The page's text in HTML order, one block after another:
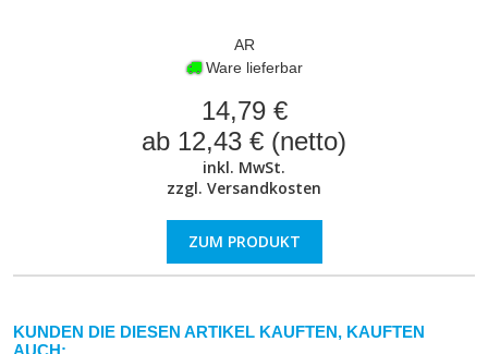
AR
Ware lieferbar
14,79 €
ab 12,43 € (netto)
inkl. MwSt.
zzgl. Versandkosten
ZUM PRODUKT
KUNDEN DIE DIESEN ARTIKEL KAUFTEN, KAUFTEN
AUCH: